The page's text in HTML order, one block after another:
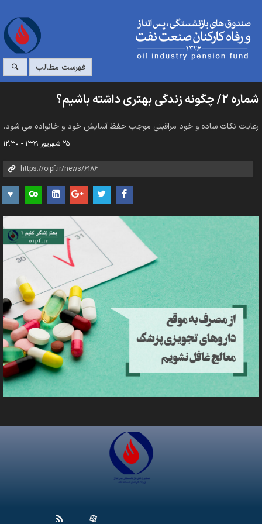
فهرست مطالب
شماره ۲/ چگونه زندگی بهتری داشته باشیم؟
رعایت نکات ساده و خود مراقبتی موجب حفظ آسایش خود و خانواده می شود.
۲۵ شهریور ۱۳۹۹ - ۱۲:۳۰